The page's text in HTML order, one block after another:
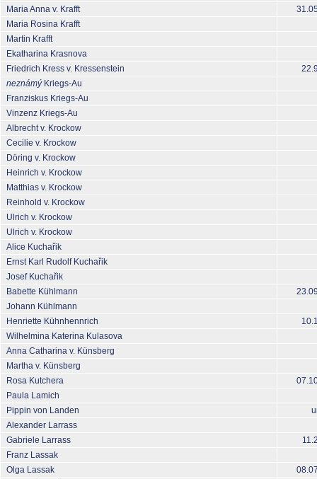
Maria Anna v. Krafft
Maria Rosina Krafft
Martin Krafft
Ekatharina Krasnova
Friedrich Kress v. Kressenstein
neznámýKriegs-Au
Franziskus Kriegs-Au
Vinzenz Kriegs-Au
Albrecht v. Krockow
Cecilie v. Krockow
Döring v. Krockow
Heinrich v. Krockow
Matthias v. Krockow
Reinhold v. Krockow
Ulrich v. Krockow
Ulrich v. Krockow
Alice Kuchařik
Ernst Karl Rudolf Kuchařik
Josef Kuchařik
Babette Kühlmann
Johann Kühlmann
Henriette Kühnhennrich
Wilhelmina Katerina Kulasova
Anna Catharina v. Künsberg
Martha v. Künsberg
Rosa Kutchera
Paula Lamich
Pippin von Landen
Alexander Larrass
Gabriele Larrass
Franz Lassak
Olga Lassak